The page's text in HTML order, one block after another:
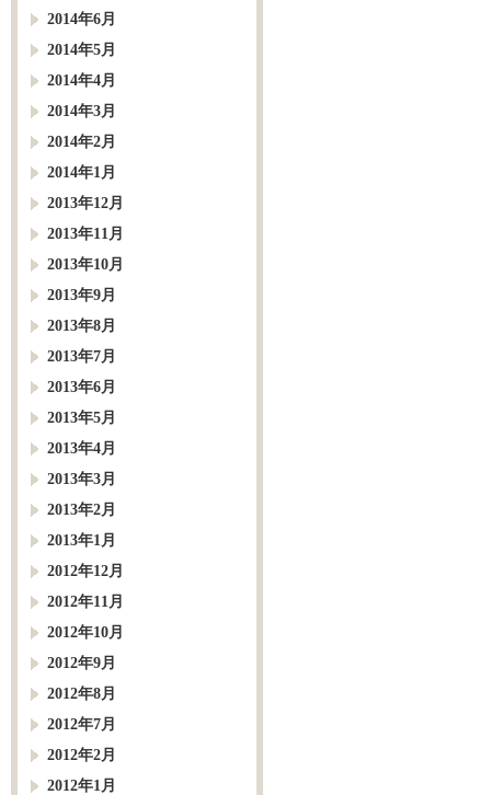
2014年6月
2014年5月
2014年4月
2014年3月
2014年2月
2014年1月
2013年12月
2013年11月
2013年10月
2013年9月
2013年8月
2013年7月
2013年6月
2013年5月
2013年4月
2013年3月
2013年2月
2013年1月
2012年12月
2012年11月
2012年10月
2012年9月
2012年8月
2012年7月
2012年2月
2012年1月